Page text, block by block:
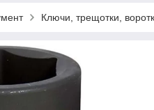
Ключи, трещотки,